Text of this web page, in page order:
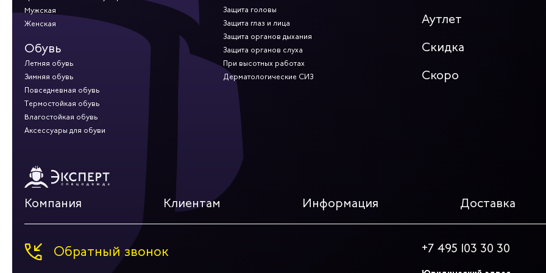
Мужская
Женская
Обувь
Летняя обувь
Зимняя обувь
Повседневная обувь
Термостойкая обувь
Влагостойкая обувь
Аксессуары для обуви
Защита головы
Защита глаз и лица
Защита органов дыхания
Защита органов слуха
При высотных работах
Дерматологические СИЗ
Аутлет
Скидка
Скоро
Компания Клиентам Информация Доставка
Обратный звонок +7 495 103 30 30